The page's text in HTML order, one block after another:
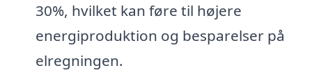
30%, hvilket kan føre til højere
energiproduktion og besparelser på
elregningen.